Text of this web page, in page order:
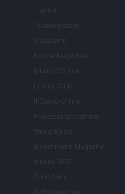
Think.it
Tuobenessere
Viaggiamo
Nonne Magazine
Milano Cortina
Luxury Club
Il Calcio Online
Professione mamma
World Music
Investimenti Magazine
Money 365
Zona Nerd
B2B Magazine